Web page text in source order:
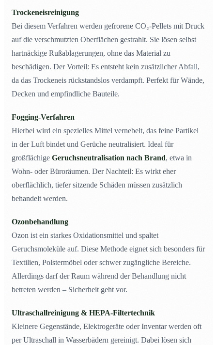
Trockeneisreinigung
Bei diesem Verfahren werden gefrorene CO₂-Pellets mit Druck
auf die verschmutzten Oberflächen gestrahlt. Sie lösen selbst
hartnäckige Rußablagerungen, ohne das Material zu
beschädigen. Der Vorteil: Es entsteht kein zusätzlicher Abfall,
da das Trockeneis rückstandslos verdampft. Perfekt für Wände,
Decken und empfindliche Bauteile.
Fogging-Verfahren
Hierbei wird ein spezielles Mittel vernebelt, das feine Partikel
in der Luft bindet und Gerüche neutralisiert. Ideal für
großflächige Geruchsneutralisation nach Brand, etwa in
Wohn- oder Büroräumen. Der Nachteil: Es wirkt eher
oberflächlich, tiefer sitzende Schäden müssen zusätzlich
behandelt werden.
Ozonbehandlung
Ozon ist ein starkes Oxidationsmittel und spaltet
Geruchsmoleküle auf. Diese Methode eignet sich besonders für
Textilien, Polstermöbel oder schwer zugängliche Bereiche.
Allerdings darf der Raum während der Behandlung nicht
betreten werden – Sicherheit geht vor.
Ultraschallreinigung & HEPA-Filtertechnik
Kleinere Gegenstände, Elektrogeräte oder Inventar werden oft
per Ultraschall in Wasserbädern gereinigt. Dabei lösen sich